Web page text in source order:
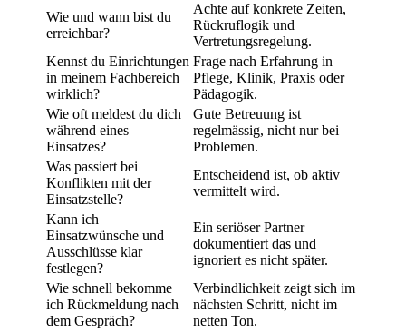
Wie und wann bist du
erreichbar?
Achte auf konkrete Zeiten,
Rückruflogik und
Vertretungsregelung.
Kennst du Einrichtungen
in meinem Fachbereich
wirklich?
Frage nach Erfahrung in
Pflege, Klinik, Praxis oder
Pädagogik.
Wie oft meldest du dich
während eines
Einsatzes?
Gute Betreuung ist
regelmässig, nicht nur bei
Problemen.
Was passiert bei
Konflikten mit der
Einsatzstelle?
Entscheidend ist, ob aktiv
vermittelt wird.
Kann ich
Einsatzwünsche und
Ausschlüsse klar
festlegen?
Ein seriöser Partner
dokumentiert das und
ignoriert es nicht später.
Wie schnell bekomme
ich Rückmeldung nach
dem Gespräch?
Verbindlichkeit zeigt sich im
nächsten Schritt, nicht im
netten Ton.